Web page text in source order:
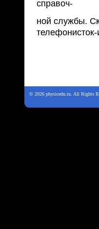
справоч-
ной службы.
телефонисток-
© 2026 physicedu.ru. All Rights